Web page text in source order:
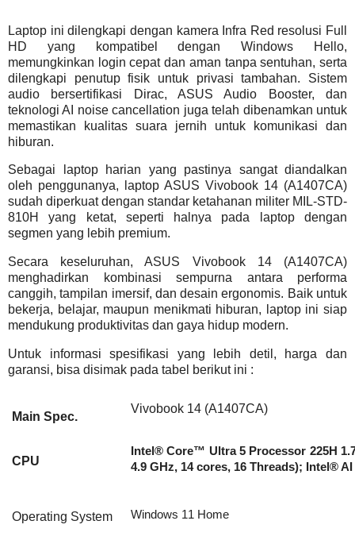
Laptop ini dilengkapi dengan kamera Infra Red resolusi Full
HD yang kompatibel dengan Windows Hello,
memungkinkan login cepat dan aman tanpa sentuhan, serta
dilengkapi penutup fisik untuk privasi tambahan. Sistem
audio bersertifikasi Dirac, ASUS Audio Booster, dan
teknologi AI noise cancellation juga telah dibenamkan untuk
memastikan kualitas suara jernih untuk komunikasi dan
hiburan.
Sebagai laptop harian yang pastinya sangat diandalkan
oleh penggunanya, laptop ASUS Vivobook 14 (A1407CA)
sudah diperkuat dengan standar ketahanan militer MIL-STD-
810H yang ketat, seperti halnya pada laptop dengan
segmen yang lebih premium.
Secara keseluruhan, ASUS Vivobook 14 (A1407CA)
menghadirkan kombinasi sempurna antara performa
canggih, tampilan imersif, dan desain ergonomis. Baik untuk
bekerja, belajar, maupun menikmati hiburan, laptop ini siap
mendukung produktivitas dan gaya hidup modern.
Untuk informasi spesifikasi yang lebih detil, harga dan
garansi, bisa disimak pada tabel berikut ini :
Main Spec.
Vivobook 14 (A1407CA)
CPU
Intel® Core™ Ultra 5 Processor 225H
4.9 GHz, 14 cores, 16 Threads); Intel®
Operating System Windows 11 Home